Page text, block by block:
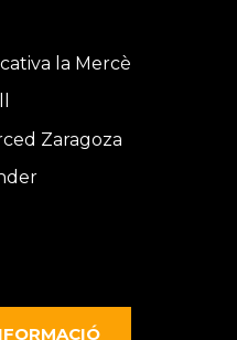
la Mercè
Zaragoza